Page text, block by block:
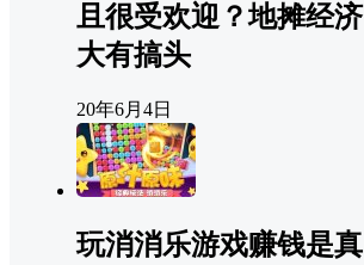
且很受欢迎？地摊经济
大有搞头
20年6月4日
玩消消乐游戏赚钱是真